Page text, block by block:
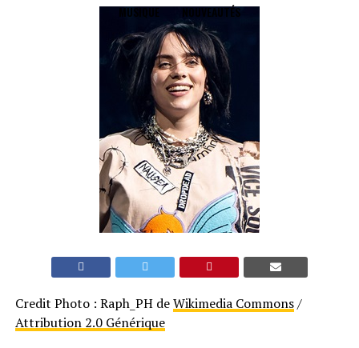
MUSIQUE NOUVEAUTÉS
Credit Photo : Raph_PH deWikimedia Commons/
Attribution 2.0 Générique